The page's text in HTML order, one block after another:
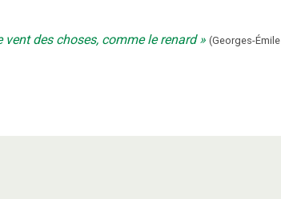
des choses, comme le renard (Georges-Émile